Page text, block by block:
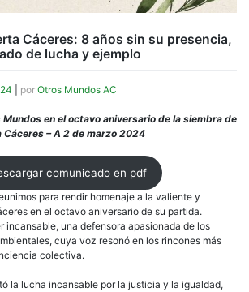
Cáceres: 8 años sin su presencia,
de lucha y ejemplo
por Otros Mundos AC
en el octavo aniversario de la siembra de
– A 2 de marzo 2024
comunicado en pdf
para rendir homenaje a la valiente y
en el octavo aniversario de su partida.
incansable, una defensora apasionada de los
cuya voz resonó en los rincones más
colectiva.
la lucha incansable por la justicia y la igualdad,